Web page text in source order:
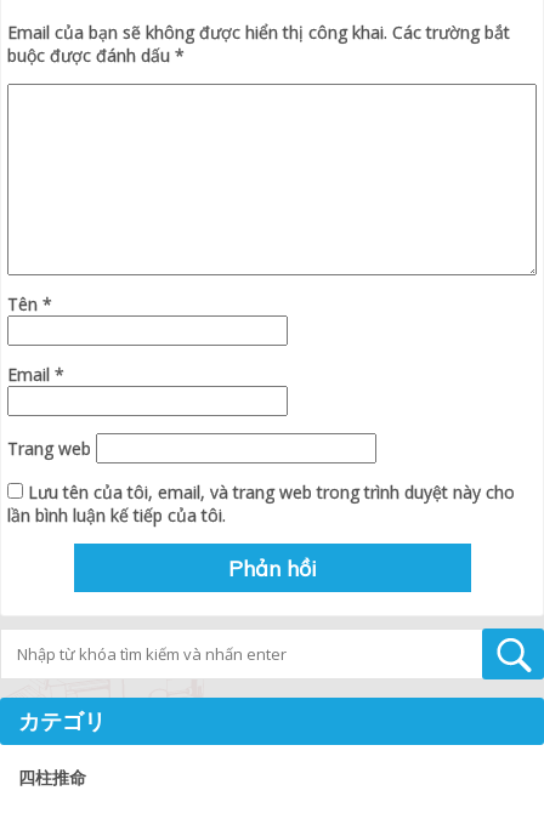
Email của bạn sẽ không được hiển thị công khai. Các trường bắt
buộc được đánh dấu *
Tên *
Email *
Trang web
Lưu tên của tôi, email, và trang web trong trình duyệt này cho
lần bình luận kế tiếp của tôi.
カテゴリ
四柱推命